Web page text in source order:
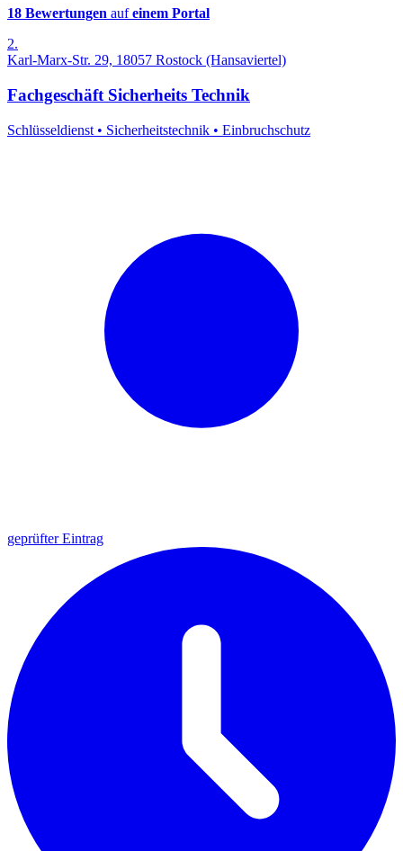
18 Bewertungen aufeinem Portal
2.
Karl-Marx-Str. 29, 18057 Rostock (Hansaviertel)
Fachgeschäft Sicherheits Technik
Schlüsseldienst • Sicherheitstechnik • Einbruchschutz
geprüfter Eintrag